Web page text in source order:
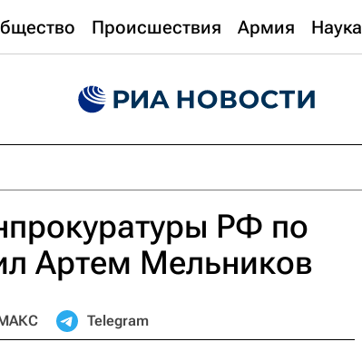
Происшествия Армия Наука
РФ по
Артем Мельников
Telegram